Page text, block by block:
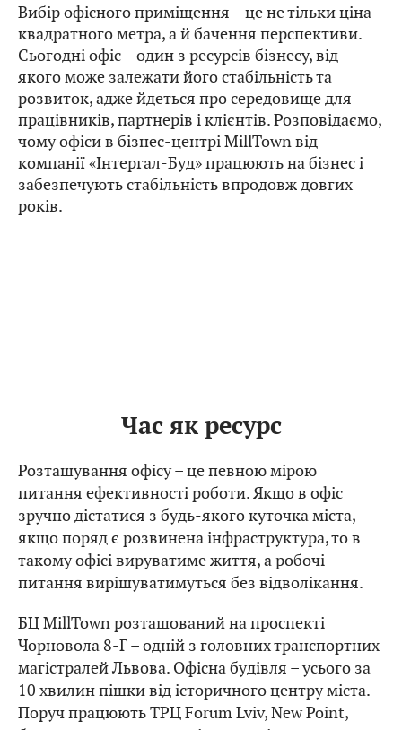
Вибір офісного приміщення – це не тільки ціна
квадратного метра, а й бачення перспективи.
Сьогодні офіс – один з ресурсів бізнесу, від
якого може залежати його стабільність та
розвиток, адже йдеться про середовище для
працівників, партнерів і клієнтів. Розповідаємо,
чому офіси в бізнес-центрі MillTown від
компанії «Інтергал-Буд» працюють на бізнес і
забезпечують стабільність впродовж довгих
років.
Час як ресурс
Розташування офісу – це певною мірою
питання ефективності роботи. Якщо в офіс
зручно дістатися з будь-якого куточка міста,
якщо поряд є розвинена інфраструктура, то в
такому офісі вируватиме життя, а робочі
питання вирішуватимуться без відволікання.
БЦ MillTown розташований на проспекті
Чорновола 8-Г – одній з головних транспортних
магістралей Львова. Офісна будівля – усього за
10 хвилин пішки від історичного центру міста.
Поруч працюють ТРЦ Forum Lviv, New Point,